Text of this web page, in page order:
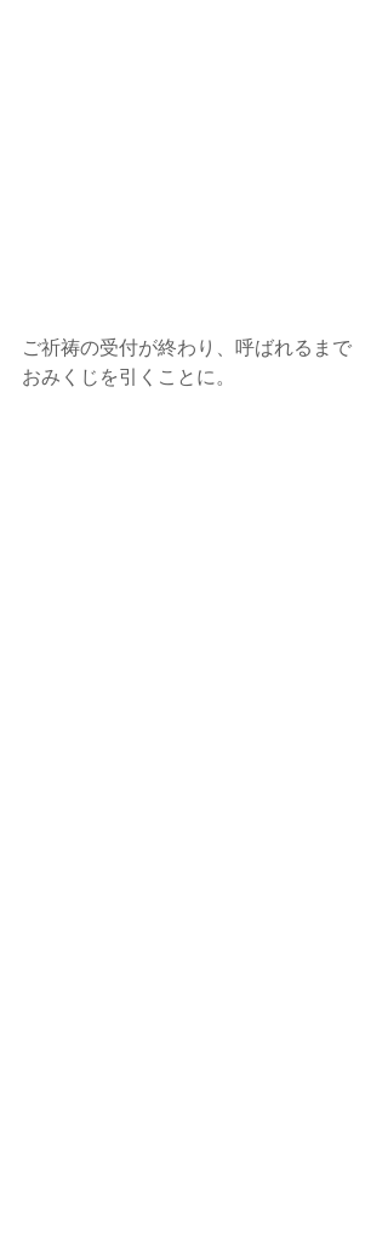
ご祈祷の受付が終わり、呼ばれるまで
おみくじを引くことに。